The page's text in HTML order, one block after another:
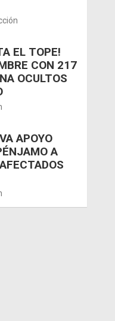
EL TOPE!
CON 217
OCULTOS
APOYO
A